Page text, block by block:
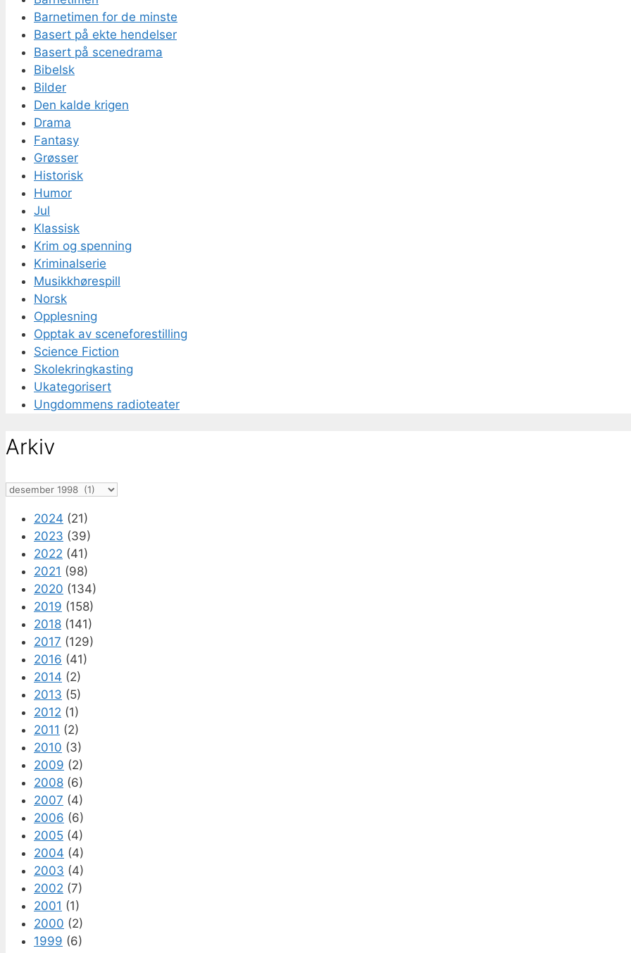
Barnetimen for de minste
Basert på ekte hendelser
Basert på scenedrama
Bibelsk
Bilder
Den kalde krigen
Drama
Fantasy
Grøsser
Historisk
Humor
Jul
Klassisk
Krim og spenning
Kriminalserie
Musikkhørespill
Norsk
Opplesning
Opptak av sceneforestilling
Science Fiction
Skolekringkasting
Ukategorisert
Ungdommens radioteater
Arkiv
Arkiv
2024 (21)
2023 (39)
2022 (41)
2021 (98)
2020 (134)
2019 (158)
2018 (141)
2017 (129)
2016 (41)
2014 (2)
2013 (5)
2012 (1)
2011 (2)
2010 (3)
2009 (2)
2008 (6)
2007 (4)
2006 (6)
2005 (4)
2004 (4)
2003 (4)
2002 (7)
2001 (1)
2000 (2)
1999 (6)